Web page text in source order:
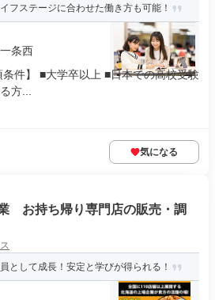
フステージに合わせた働き方も可能！
条西
件】 ■大学卒以上 ■日本での高校受験
方...
気になる
お持ち帰り専門店の販売・調
として成長！安定と学びが得られる！